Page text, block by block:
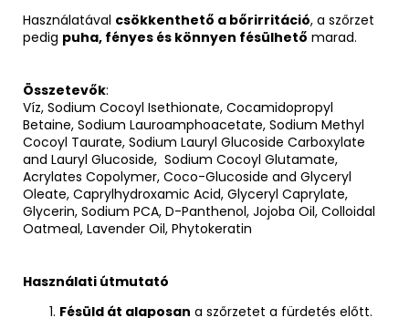
Használatával csökkenthető a bőrirritáció, a szőrzet
pedig puha, fényes és könnyen fésülhető marad.
Összetevők:
Víz, Sodium Cocoyl Isethionate, Cocamidopropyl
Betaine, Sodium Lauroamphoacetate, Sodium Methyl
Cocoyl Taurate, Sodium Lauryl Glucoside Carboxylate
and Lauryl Glucoside, Sodium Cocoyl Glutamate,
Acrylates Copolymer, Coco-Glucoside and Glyceryl
Oleate, Caprylhydroxamic Acid, Glyceryl Caprylate,
Glycerin, Sodium PCA, D-Panthenol, Jojoba Oil, Colloidal
Oatmeal, Lavender Oil, Phytokeratin
Használati útmutató
Fésüld át alaposan a szőrzetet a fürdetés előtt.